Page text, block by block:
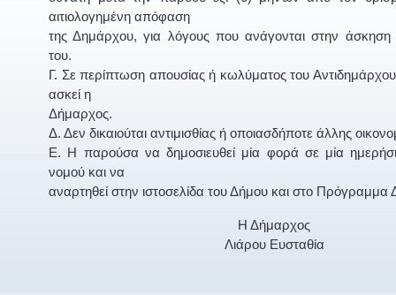
αιτιολογημένη απόφαση
της Δημάρχου, για λόγους που ανάγονται στην
του.
Γ. Σε περίπτωση απουσίας ή κωλύματος του Αντιδημάρχου,
ασκεί η
Δήμαρχος.
Δ. Δεν δικαιούται αντιμισθίας ή οποιασδήποτε άλλης
Ε. Η παρούσα να δημοσιευθεί μία φορά σε μία
νομού και να
αναρτηθεί στην ιστοσελίδα του Δήμου και στο Πρόγραμμα
Η Δήμαρχος
Λιάρου Ευσταθία